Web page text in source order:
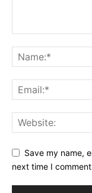
Save my name,
next time I